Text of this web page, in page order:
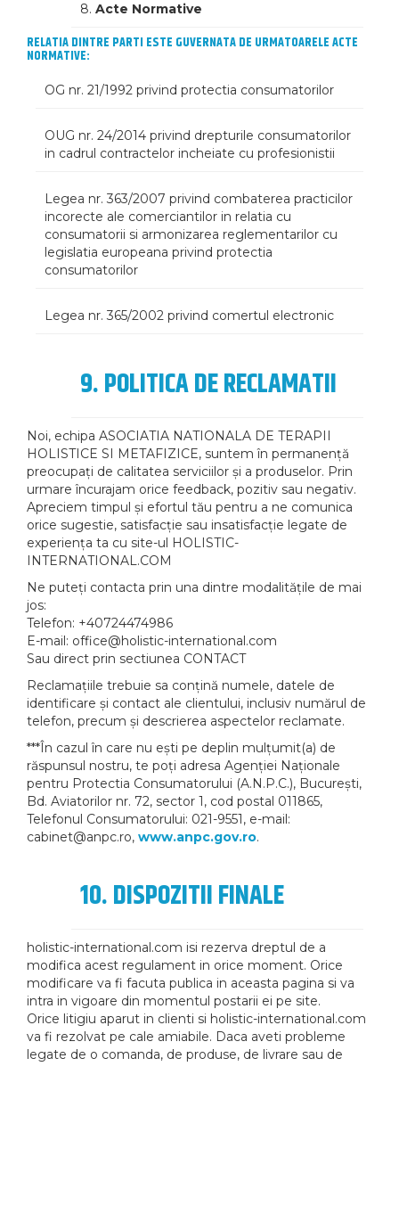
8. Acte Normative
RELATIA DINTRE PARTI ESTE GUVERNATA DE URMATOARELE ACTE
NORMATIVE:
OG nr. 21/1992 privind protectia consumatorilor
OUG nr. 24/2014 privind drepturile consumatorilor
in cadrul contractelor incheiate cu profesionistii
Legea nr. 363/2007 privind combaterea practicilor
incorecte ale comerciantilor in relatia cu
consumatorii si armonizarea reglementarilor cu
legislatia europeana privind protectia
consumatorilor
Legea nr. 365/2002 privind comertul electronic
9. POLITICA DE RECLAMATII
Noi, echipa ASOCIATIA NATIONALA DE TERAPII
HOLISTICE SI METAFIZICE, suntem în permanență
preocupați de calitatea serviciilor și a produselor. Prin
urmare încurajam orice feedback, pozitiv sau negativ.
Apreciem timpul și efortul tău pentru a ne comunica
orice sugestie, satisfacție sau insatisfacție legate de
experiența ta cu site-ul HOLISTIC-
INTERNATIONAL.COM
Ne puteți contacta prin una dintre modalitățile de mai
jos:
Telefon: +40724474986
E-mail: office@holistic-international.com
Sau direct prin sectiunea CONTACT
Reclamațiile trebuie sa conțină numele, datele de
identificare și contact ale clientului, inclusiv numărul de
telefon, precum și descrierea aspectelor reclamate.
***În cazul în care nu ești pe deplin mulțumit(a) de
răspunsul nostru, te poți adresa Agenției Naționale
pentru Protectia Consumatorului (A.N.P.C.), Bucureşti,
Bd. Aviatorilor nr. 72, sector 1, cod postal 011865,
Telefonul Consumatorului: 021-9551, e-mail:
cabinet@anpc.ro, www.anpc.gov.ro.
10. DISPOZITII FINALE
holistic-international.com isi rezerva dreptul de a
modifica acest regulament in orice moment. Orice
modificare va fi facuta publica in aceasta pagina si va
intra in vigoare din momentul postarii ei pe site.
Orice litigiu aparut in clienti si holistic-international.com
va fi rezolvat pe cale amiabile. Daca aveti probleme
legate de o comanda, de produse, de livrare sau de